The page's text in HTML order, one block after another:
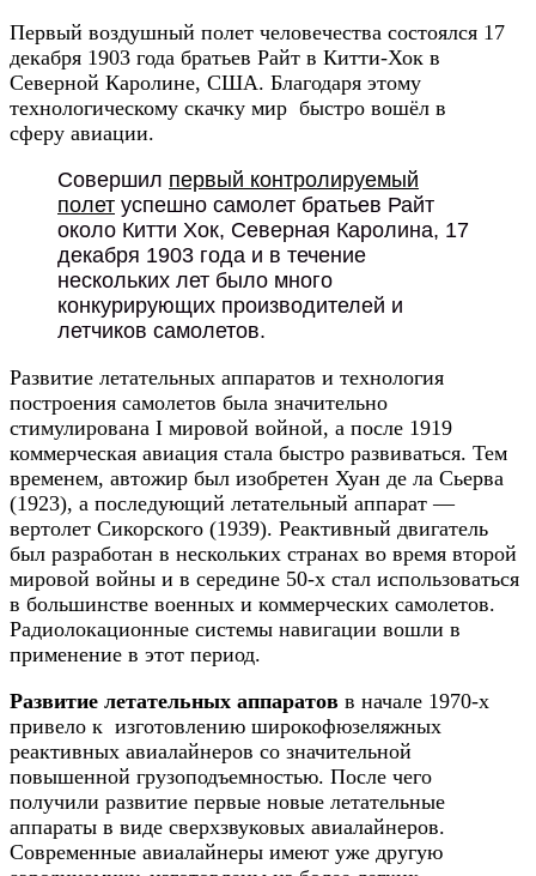
Первый воздушный полет человечества состоялся 17
декабря 1903 года братьев Райт в Китти-Хок в
Северной Каролине, США. Благодаря этому
технологическому скачку мир быстро вошёл в
сферу авиации.
Совершил первый контролируемый
полет успешно самолет братьев Райт
около Китти Хок, Северная Каролина, 17
декабря 1903 года и в течение
нескольких лет было много
конкурирующих производителей и
летчиков самолетов.
Развитие летательных аппаратов и технология
построения самолетов была значительно
стимулирована I мировой войной, а после 1919
коммерческая авиация стала быстро развиваться. Тем
временем, автожир был изобретен Хуан де ла Сьерва
(1923), а последующий летательный аппарат —
вертолет Сикорского (1939). Реактивный двигатель
был разработан в нескольких странах во время второй
мировой войны и в середине 50-х стал использоваться
в большинстве военных и коммерческих самолетов.
Радиолокационные системы навигации вошли в
применение в этот период.
Развитие летательных аппаратов в начале 1970-х
привело к изготовлению широкофюзеляжных
реактивных авиалайнеров со значительной
повышенной грузоподъемностью. После чего
получили развитие первые новые летательные
аппараты в виде сверхзвуковых авиалайнеров.
Современные авиалайнеры имеют уже другую